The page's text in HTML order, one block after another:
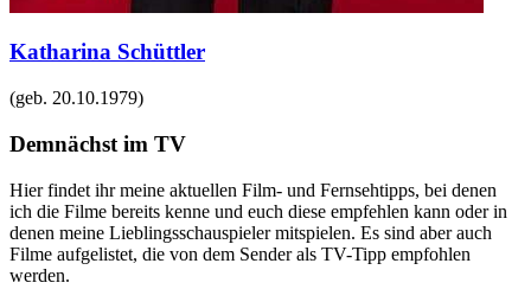
Katharina Schüttler
(geb. 20.10.1979)
Demnächst im TV
Hier findet ihr meine aktuellen Film- und Fernsehtipps, bei denen
ich die Filme bereits kenne und euch diese empfehlen kann oder in
denen meine Lieblingsschauspieler mitspielen. Es sind aber auch
Filme aufgelistet, die von dem Sender als TV-Tipp empfohlen
werden.